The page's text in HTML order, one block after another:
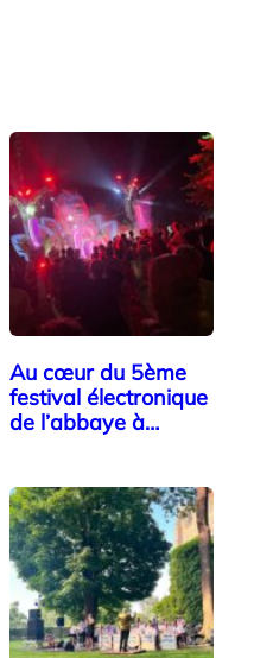
Au cœur du 5ème
festival électronique
de l’abbaye à